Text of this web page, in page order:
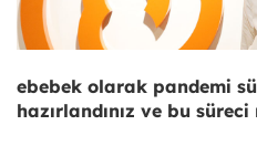
ebebek olarak pandemi
hazırlandınız ve bu